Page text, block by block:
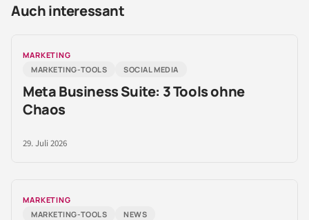
Auch interessant
MARKETING
MARKETING-TOOLS
SOCIAL MEDIA
Meta Business Suite: 3 Tools ohne
Chaos
29. Juli 2026
MARKETING
MARKETING-TOOLS
NEWS